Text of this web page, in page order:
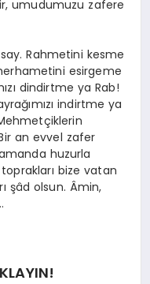
umudumuzu zafere
Rahmetini kesme
esirgeme
dindirtme ya Rab!
indirtme ya
an evvel zafer
huzurla
bize vatan
şâd olsun. Âmin,